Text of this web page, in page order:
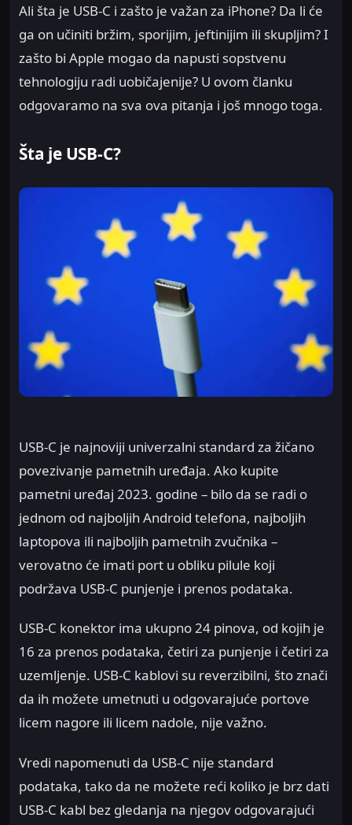
Ali šta je USB-C i zašto je važan za iPhone? Da li će
ga on učiniti bržim, sporijim, jeftinijim ili skupljim? I
zašto bi Apple mogao da napusti sopstvenu
tehnologiju radi uobičajenije? U ovom članku
odgovaramo na sva ova pitanja i još mnogo toga.
Šta je USB-C?
USB-C je najnoviji univerzalni standard za žičano
povezivanje pametnih uređaja. Ako kupite
pametni uređaj 2023. godine – bilo da se radi o
jednom od najboljih Android telefona, najboljih
laptopova ili najboljih pametnih zvučnika –
verovatno će imati port u obliku pilule koji
podržava USB-C punjenje i prenos podataka.
USB-C konektor ima ukupno 24 pinova, od kojih je
16 za prenos podataka, četiri za punjenje i četiri za
uzemljenje. USB-C kablovi su reverzibilni, što znači
da ih možete umetnuti u odgovarajuće portove
licem nagore ili licem nadole, nije važno.
Vredi napomenuti da USB-C nije standard
podataka, tako da ne možete reći koliko je brz dati
USB-C kabl bez gledanja na njegov odgovarajući